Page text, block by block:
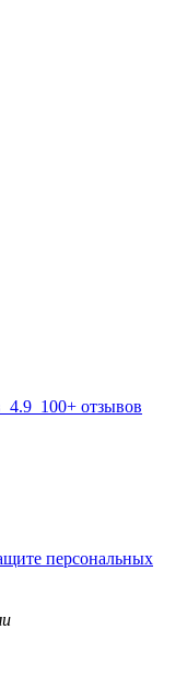
4.9 100+ отзывов
персональных